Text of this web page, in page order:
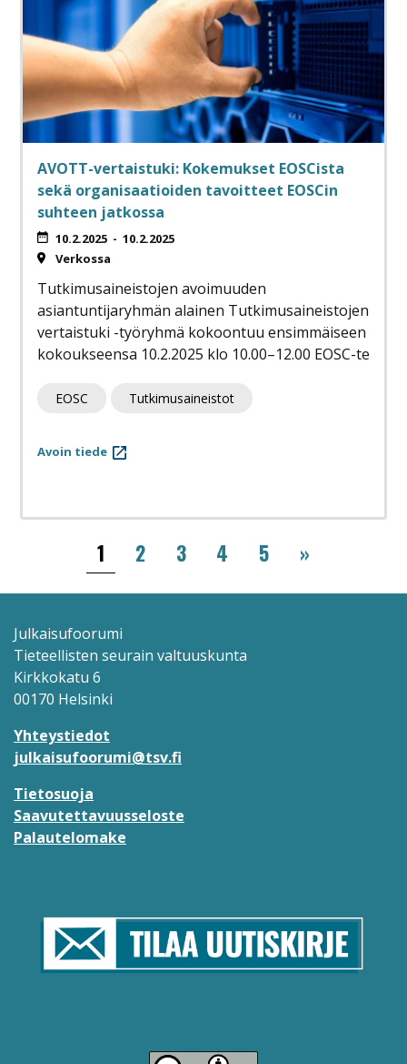
AVOTT-vertaistuki: Kokemukset EOSCista
sekä organisaatioiden tavoitteet EOSCin
suhteen jatkossa
10.2.2025 - 10.2.2025
Verkossa
Tutkimusaineistojen avoimuuden
asiantuntijaryhmän alainen Tutkimusaineistojen
vertaistuki -työryhmä kokoontuu ensimmäiseen
kokoukseensa 10.2.2025 klo 10.00–12.00 EOSC-te
EOSC Tutkimusaineistot
Avoin tiede
Sivutus
1 2 3 4 5 »››
Julkaisufoorumi
Tieteellisten seurain valtuuskunta
Kirkkokatu 6
00170 Helsinki
Yhteystiedot
julkaisufoorumi@tsv.fi
Tietosuoja
Saavutettavuusseloste
Palautelomake